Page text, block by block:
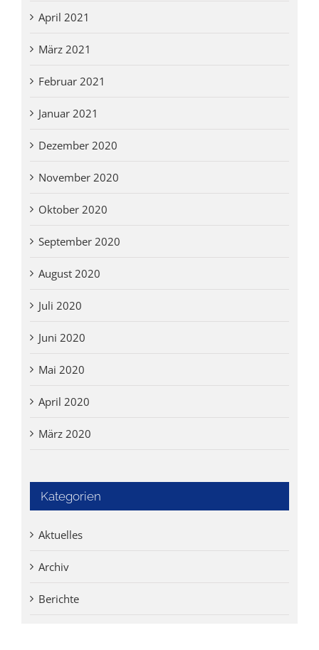
April 2021
März 2021
Februar 2021
Januar 2021
Dezember 2020
November 2020
Oktober 2020
September 2020
August 2020
Juli 2020
Juni 2020
Mai 2020
April 2020
März 2020
Kategorien
Aktuelles
Archiv
Berichte